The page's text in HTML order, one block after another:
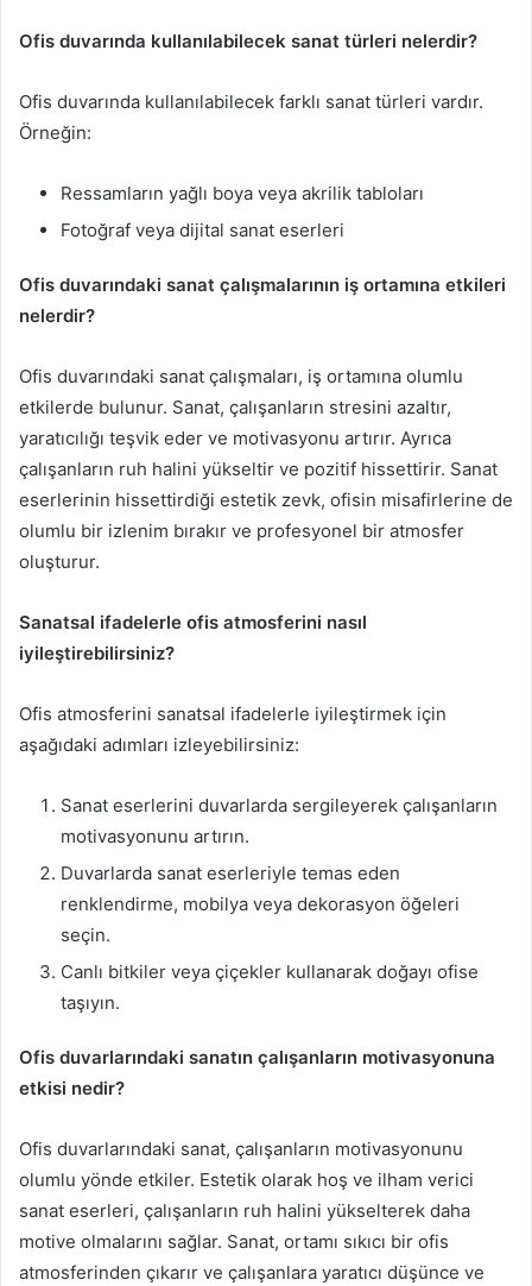
Ofis duvarında kullanılabilecek sanat türleri nelerdir?
Ofis duvarında kullanılabilecek farklı sanat türleri vardır.
Örneğin:
Ressamların yağlı boya veya akrilik tabloları
Fotoğraf veya dijital sanat eserleri
Ofis duvarındaki sanat çalışmalarının iş ortamına etkileri
nelerdir?
Ofis duvarındaki sanat çalışmaları, iş ortamına olumlu
etkilerde bulunur. Sanat, çalışanların stresini azaltır,
yaratıcılığı teşvik eder ve motivasyonu artırır. Ayrıca
çalışanların ruh halini yükseltir ve pozitif hissettirir. Sanat
eserlerinin hissettirdiği estetik zevk, ofisin misafirlerine de
olumlu bir izlenim bırakır ve profesyonel bir atmosfer
oluşturur.
Sanatsal ifadelerle ofis atmosferini nasıl
iyileştirebilirsiniz?
Ofis atmosferini sanatsal ifadelerle iyileştirmek için
aşağıdaki adımları izleyebilirsiniz:
Sanat eserlerini duvarlarda sergileyerek çalışanların
motivasyonunu artırın.
Duvarlarda sanat eserleriyle temas eden
renklendirme, mobilya veya dekorasyon öğeleri
seçin.
Canlı bitkiler veya çiçekler kullanarak doğayı ofise
taşıyın.
Ofis duvarlarındaki sanatın çalışanların motivasyonuna
etkisi nedir?
Ofis duvarlarındaki sanat, çalışanların motivasyonunu
olumlu yönde etkiler. Estetik olarak hoş ve ilham verici
sanat eserleri, çalışanların ruh halini yükselterek daha
motive olmalarını sağlar. Sanat, ortamı sıkıcı bir ofis
atmosferinden çıkarır ve çalışanlara yaratıcı düşünce ve